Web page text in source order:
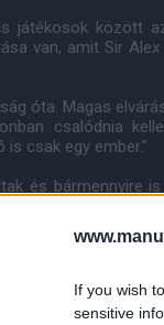
If you wish
sensitive
játékosok között
van, amit Sir
óta. Magas
csalódnia
is csak egy ember."
és bármennyire
de semmi olyan
nem rúg
dolgozzon
is és a